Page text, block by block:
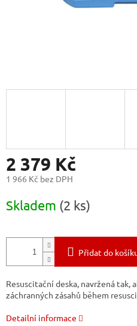
2 379 Kč
1 966 Kč bez DPH
cena:
Skladem (2 ks)
Přidat do
Resuscitační deska, navržená
záchranných zásahů během
Detailní informace